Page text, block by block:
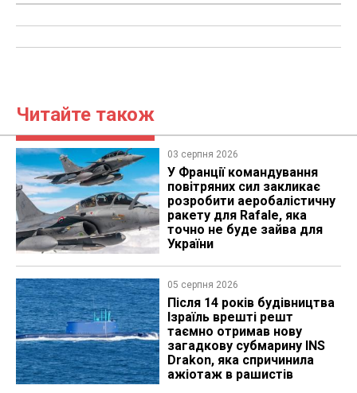
Читайте також
03 серпня 2026
У Франції командування
повітряних сил закликає
розробити аеробалістичну
ракету для Rafale, яка
точно не буде зайва для
України
05 серпня 2026
Після 14 років будівництва
Ізраїль врешті решт
таємно отримав нову
загадкову субмарину INS
Drakon, яка спричинила
ажіотаж в рашистів